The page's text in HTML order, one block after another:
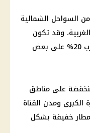
السواحل الشمالية
وقد تكون
رعدية أحيانًا بنسبة حدوث محدودة تقارب 20% على بعض
على مناطق
الكبرى ومدن القناة
خفيفة بشكل